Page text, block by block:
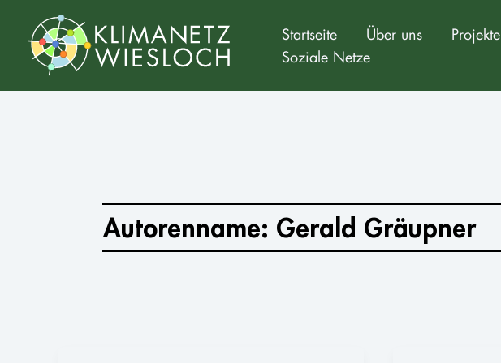
Inhalt
springen
Startseite Über uns Projekte
Soziale Netze
Autorenname: Gerald Gräupner